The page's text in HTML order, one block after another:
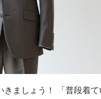
きましょう！ 「普段着